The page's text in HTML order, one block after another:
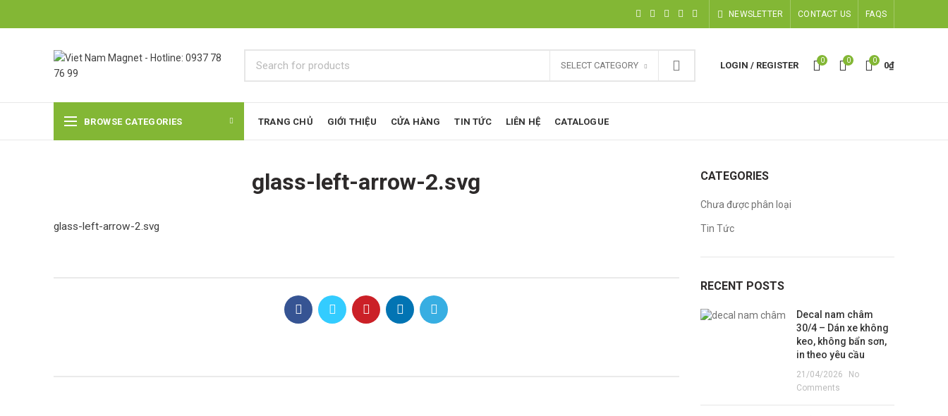
NEWSLETTER CONTACT US FAQS
SELECT CATEGORY LOGIN / REGISTER 0 0 0 0₫
BROWSE CATEGORIES TRANG CHỦ GIỚI THIỆU CỬA HÀNG TIN TỨC LIÊN HỆ CATALOGUE
glass-left-arrow-2.svg
glass-left-arrow-2.svg
CATEGORIES
Chưa được phân loại
Tin Tức
RECENT POSTS
Decal nam châm
30/4 – Dán xe không
keo, không bẩn sơn,
in theo yêu cầu
21/04/2026
No
Comments